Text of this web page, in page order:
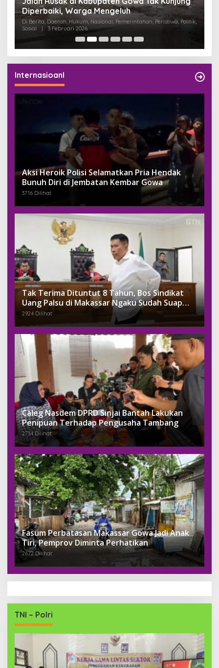
Diperbaiki, Warga Mengeluh
Di Berita, Daerah, Hukum, Nasional, Pemerintahan, Peristiwa, Politik,
Sosial
3 Februari 2026
Internasioanl
Aksi Heroik Polisi Selamatkan Pria Hendak
Bunuh Diri di Jembatan Kembar Gowa
3716 Dilihat
Tak Terima Dituntut 8 Tahun, Bos Sindikat
Uang Palsu di Makassar Ngaku Sudah Suap
Jaksa Dengan Miliaran
2924 Dilihat
Caleg Nasdem DPRD Sinjai Bantah Lakukan
Penipuan Terhadap Pengusaha Tambang
2734 Dilihat
Fasum Perbatasan Makassar Gowa Jadi Anak
Tiri, Pemprov Diminta Perhatikan
2672 Dilihat
TNI – Polri